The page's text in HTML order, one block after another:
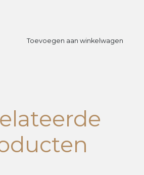
Toevoegen aan winkelwagen